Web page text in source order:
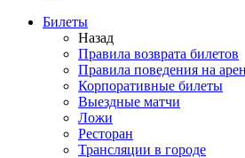
Билеты
Назад
Правила возврата билетов
Правила поведения на
Корпоративные билеты
Выездные матчи
Ложи
Ресторан
Трансляции в городе